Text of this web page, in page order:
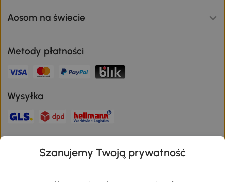
Aosom na świecie
Metody płatności
Wysyłka
Szanujemy Twoją prywatność